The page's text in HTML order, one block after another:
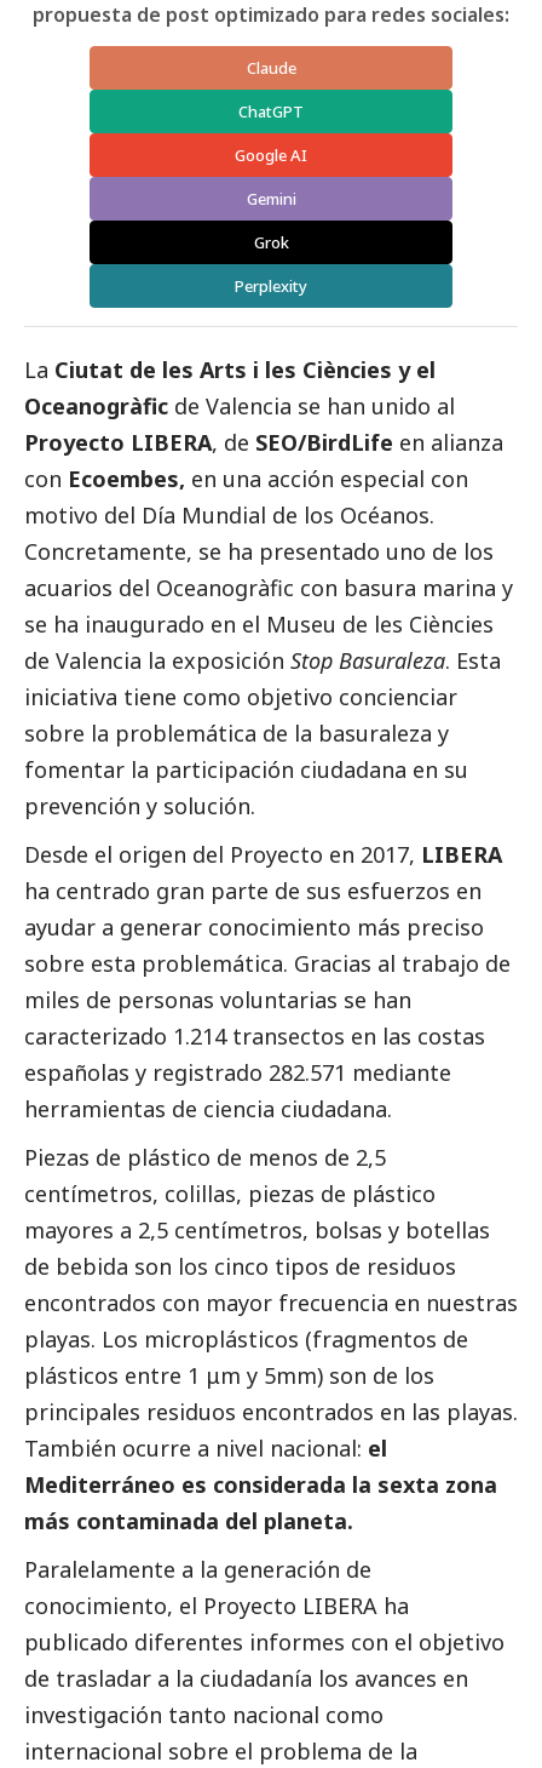
propuesta de post optimizado para redes sociales:
Claude
ChatGPT
Google AI
Gemini
Grok
Perplexity
La Ciutat de les Arts i les Ciències y el
Oceanogràfic de Valencia se han unido al
Proyecto LIBERA, de SEO/BirdLife en alianza
con Ecoembes, en una acción especial con
motivo del Día Mundial de los Océanos.
Concretamente, se ha presentado uno de los
acuarios del Oceanogràfic con basura marina y
se ha inaugurado en el Museu de les Ciències
de Valencia la exposición Stop Basuraleza. Esta
iniciativa tiene como objetivo concienciar
sobre la problemática de la basuraleza y
fomentar la participación ciudadana en su
prevención y solución.
Desde el origen del Proyecto en 2017, LIBERA
ha centrado gran parte de sus esfuerzos en
ayudar a generar conocimiento más preciso
sobre esta problemática. Gracias al trabajo de
miles de personas voluntarias se han
caracterizado 1.214 transectos en las costas
españolas y registrado 282.571 mediante
herramientas de ciencia ciudadana.
Piezas de plástico de menos de 2,5
centímetros, colillas, piezas de plástico
mayores a 2,5 centímetros, bolsas y botellas
de bebida son los cinco tipos de residuos
encontrados con mayor frecuencia en nuestras
playas. Los microplásticos (fragmentos de
plásticos entre 1 μm y 5mm) son de los
principales residuos encontrados en las playas.
También ocurre a nivel nacional: el
Mediterráneo es considerada la sexta zona
más contaminada del planeta.
Paralelamente a la generación de
conocimiento, el Proyecto LIBERA ha
publicado diferentes informes con el objetivo
de trasladar a la ciudadanía los avances en
investigación tanto nacional como
internacional sobre el problema de la